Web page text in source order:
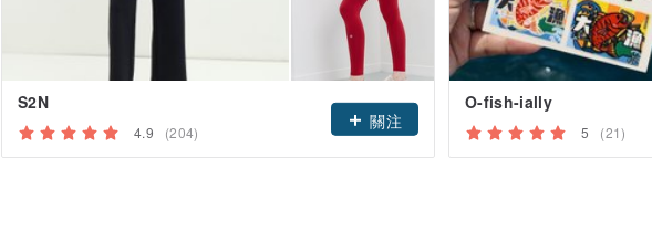
S2N
4.9 (204)
關注
O-fish-ially
5 (21)